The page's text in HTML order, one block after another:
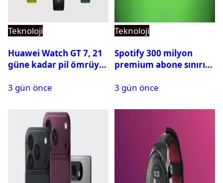
Teknoloji
Huawei Watch GT 7, 21
güne kadar pil ömrüyle
3 gün önce
Teknoloji
Spotify 300 milyon
premium abone sınırını
3 gün önce